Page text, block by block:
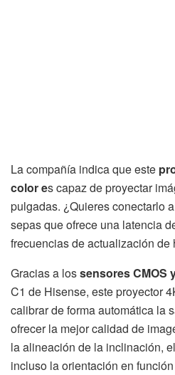
La compañía indica que este
color es capaz de proyectar
pulgadas. ¿Quieres conectarlo
sepas que ofrece una latencia
frecuencias de actualización de
Gracias a lossensores CMOS
C1 de Hisense, este proyector
calibrar de forma automática la
ofrecer la mejor calidad de
la alineación de la inclinación,
incluso la orientación en